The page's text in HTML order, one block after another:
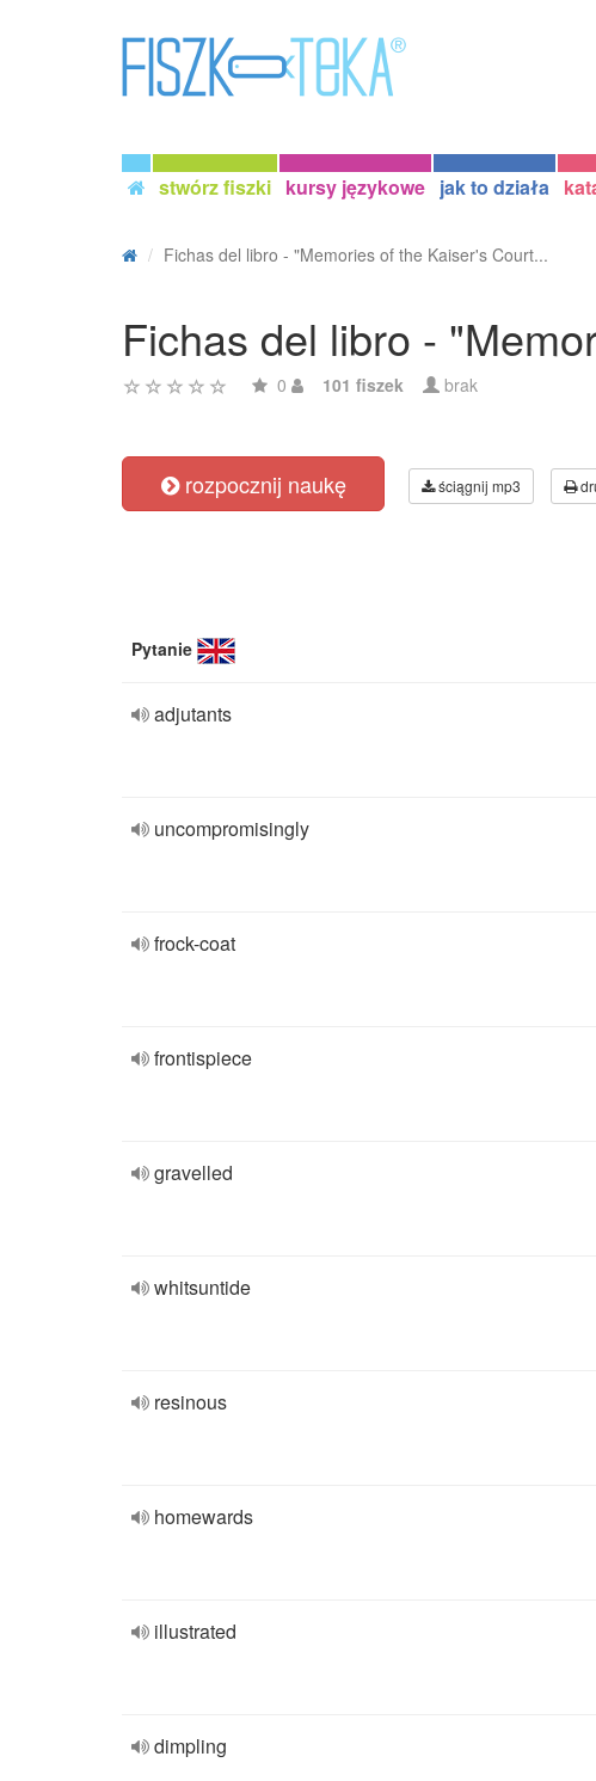
stwórz fiszki kursy językowe jak to działa
Fichas del libro - "Memories of the Kaiser's Court...
Fichas del libro -
0 101 fiszek brak
rozpocznij naukę ściągnij mp3
Pytanie
adjutants
uncompromisingly
frock-coat
frontispiece
gravelled
whitsuntide
resinous
homewards
illustrated
dimpling